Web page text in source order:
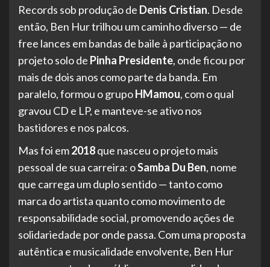
Records sob produção de Denis Cristian. Desde
então, Ben Hur trilhou um caminho diverso — de
free lances em bandas de baile à participação no
projeto solo de Pinha Presidente, onde ficou por
mais de dois anos como parte da banda. Em
paralelo, formou o grupoHMamou, com o qual
gravou CD e LP, e manteve-se ativo nos
bastidores e nos palcos.
Mas foi em2018que nasceu o projeto mais
pessoal de sua carreira: oSamba Du Ben, nome
que carrega um duplo sentido — tanto como
marca do artista quanto como movimento de
responsabilidade social, promovendo ações de
solidariedade por onde passa. Com uma proposta
autêntica e musicalidade envolvente, Ben Hur